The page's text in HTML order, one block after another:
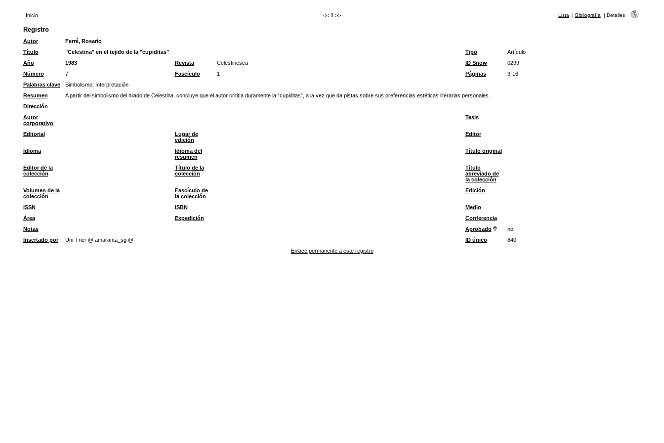
Inicio << 1 >> Lista | Bibliografía | Detalles
Registro
Autor
Ferré, Rosario
Título
"Celestina" en el tejido de la "cupiditas" Tipo
Artículo
Año
1983 Revista Celestinesca ID Snow
0299
Número
7 Fascículo 1 Páginas
3-16
Palabras clave
Simbolismo; Interpretación
Resumen
A partir del simbolismo del hilado de Celestina, concluye que el autor critica duramente la “cupiditas”, a la vez que da pistas sobre sus preferencias estéticas literarias personales.
Dirección
Autor
corporativo
Tesis
Editorial
Lugar de
edición
Editor
Idioma
Idioma del
resumen
Título original
Editor de la
colección
Título de la
colección
Título
abreviado de
la colección
Volumen de la
colección
Fascículo de
la colección
Edición
ISSN ISBN
Medio
Área
Expedición
Conferencia
Notas
Aprobado
no
Insertado por
Uni-Trier @ amaranta_sg @ ID único
840
Enlace permanente a este registro